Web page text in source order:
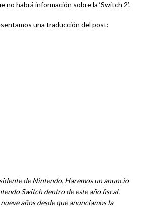
no habrá información sobre la ‘Switch 2’.
una traducción del post:
de Nintendo. Haremos un anuncio
Switch dentro de este año fiscal.
años desde que anunciamos la